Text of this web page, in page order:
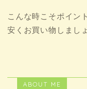
こんな時こそポイン
安くお買い物しまし
ABOUT ME